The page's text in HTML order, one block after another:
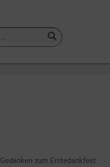
Gedanken zum Erntedankfest